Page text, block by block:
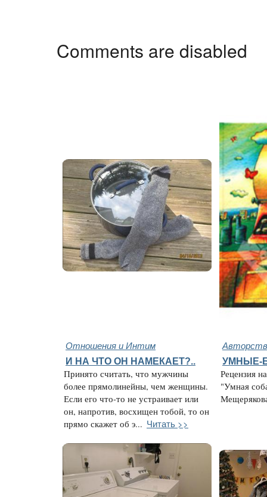
Comments are disabled
Отношения и Интим
И НА ЧТО ОН НАМЕКАЕТ?..
Принято считать, что мужчины
более прямолинейны, чем женщины.
Если его что-то не устраивает или
он, напротив, восхищен тобой, то он
прямо скажет об э... Читать >>
УМНЫЕ-
Рецензия
"Умная